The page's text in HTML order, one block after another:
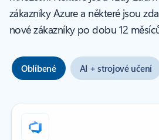
zákazníky Azure a některé jsou
nové zákazníky po dobu 12
Oblíbené AI + strojové učení